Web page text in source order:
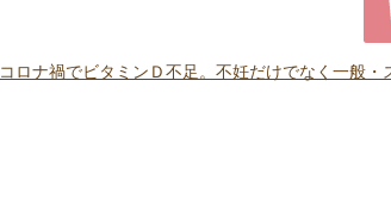
コロナ禍でビタミンＤ不足。不妊だけでなく一般・